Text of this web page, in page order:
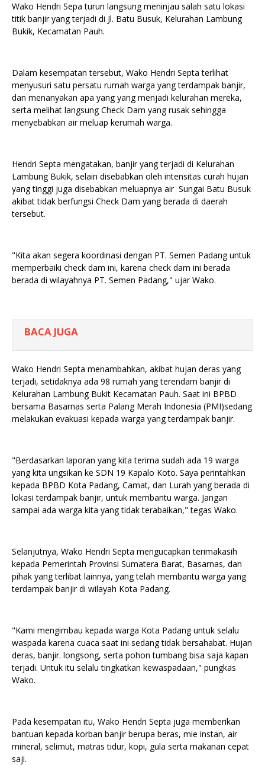
Wako Hendri Sepa turun langsung meninjau salah satu lokasi
titik banjir yang terjadi di Jl. Batu Busuk, Kelurahan Lambung
Bukik, Kecamatan Pauh.
Dalam kesempatan tersebut, Wako Hendri Septa terlihat
menyusuri satu persatu rumah warga yang terdampak banjir,
dan menanyakan apa yang yang menjadi kelurahan mereka,
serta melihat langsung Check Dam yang rusak sehingga
menyebabkan air meluap kerumah warga.
Hendri Septa mengatakan, banjir yang terjadi di Kelurahan
Lambung Bukik, selain disebabkan oleh intensitas curah hujan
yang tinggi juga disebabkan meluapnya air Sungai Batu Busuk
akibat tidak berfungsi Check Dam yang berada di daerah
tersebut.
"Kita akan segera koordinasi dengan PT. Semen Padang untuk
memperbaiki check dam ini, karena check dam ini berada
berada di wilayahnya PT. Semen Padang," ujar Wako.
BACA JUGA
Wako Hendri Septa menambahkan, akibat hujan deras yang
terjadi, setidaknya ada 98 rumah yang terendam banjir di
Kelurahan Lambung Bukit Kecamatan Pauh. Saat ini BPBD
bersama Basarnas serta Palang Merah Indonesia (PMI)sedang
melakukan evakuasi kepada warga yang terdampak banjir.
"Berdasarkan laporan yang kita terima sudah ada 19 warga
yang kita ungsikan ke SDN 19 Kapalo Koto. Saya perintahkan
kepada BPBD Kota Padang, Camat, dan Lurah yang berada di
lokasi terdampak banjir, untuk membantu warga. Jangan
sampai ada warga kita yang tidak terabaikan," tegas Wako.
Selanjutnya, Wako Hendri Septa mengucapkan terimakasih
kepada Pemerintah Provinsi Sumatera Barat, Basarnas, dan
pihak yang terlibat lainnya, yang telah membantu warga yang
terdampak banjir di wilayah Kota Padang.
"Kami mengimbau kepada warga Kota Padang untuk selalu
waspada karena cuaca saat ini sedang tidak bersahabat. Hujan
deras, banjir. longsong, serta pohon tumbang bisa saja kapan
terjadi. Untuk itu selalu tingkatkan kewaspadaan," pungkas
Wako.
Pada kesempatan itu, Wako Hendri Septa juga memberikan
bantuan kepada korban banjir berupa beras, mie instan, air
mineral, selimut, matras tidur, kopi, gula serta makanan cepat
saji.